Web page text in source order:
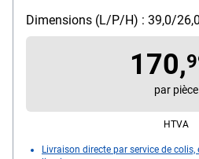
zippés, barre télescopique pour
couleur : noir, dimensions (L/
contenu de la livraison : 1x
Dimensions (L/P/H) : 39,0/
170,
par pièce
HTVA
Livraison directe par service de colis,